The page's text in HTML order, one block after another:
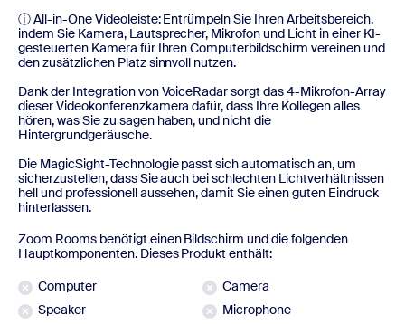
ⓘ All-in-One Videoleiste: Entrümpeln Sie Ihren Arbeitsbereich,
indem Sie Kamera, Lautsprecher, Mikrofon und Licht in einer KI-
gesteuerten Kamera für Ihren Computerbildschirm vereinen und
den zusätzlichen Platz sinnvoll nutzen.
Dank der Integration von VoiceRadar️ sorgt das 4-Mikrofon-Array
dieser Videokonferenzkamera dafür, dass Ihre Kollegen alles
hören, was Sie zu sagen haben, und nicht die
Hintergrundgeräusche.
Die MagicSight️-Technologie passt sich automatisch an, um
sicherzustellen, dass Sie auch bei schlechten Lichtverhältnissen
hell und professionell aussehen, damit Sie einen guten Eindruck
hinterlassen.
Zoom Rooms benötigt einen Bildschirm und die folgenden
Hauptkomponenten. Dieses Produkt enthält:
Computer
Camera
Speaker
Microphone